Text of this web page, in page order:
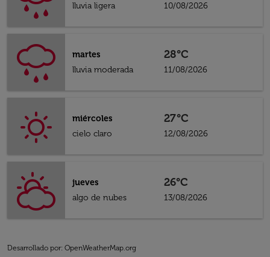
lluvia ligera
10/08/2026
martes
lluvia moderada
28°C
11/08/2026
miércoles
cielo claro
27°C
12/08/2026
jueves
algo de nubes
26°C
13/08/2026
Desarrollado por: OpenWeatherMap.org